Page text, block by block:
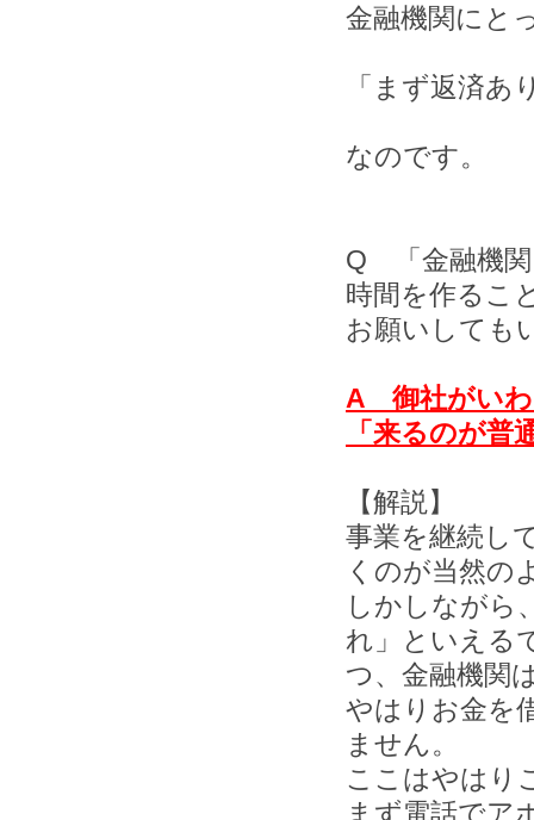
金融機関にと
「まず返済あ
なのです。
Q 「金融機関
時間を作るこ
お願いしても
A 御社がいわ
「来るのが
【解説】
事業を継続し
くのが当然の
しかしながら
れ」といえる
つ、金融機関
やはりお金を
ません。
ここはやはり
まず電話でア